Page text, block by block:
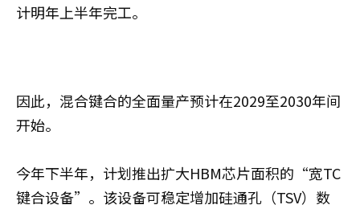
计明年上半年完工。
因此，混合键合的全面量产预计在2029至2030年间
开始。
今年下半年，计划推出扩大HBM芯片面积的“宽TC
键合设备”。该设备可稳定增加硅通孔（TSV）数